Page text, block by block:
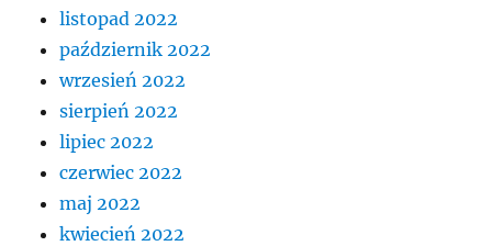
listopad 2022
październik 2022
wrzesień 2022
sierpień 2022
lipiec 2022
czerwiec 2022
maj 2022
kwiecień 2022